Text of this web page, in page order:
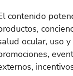
contenido
ocular, uso